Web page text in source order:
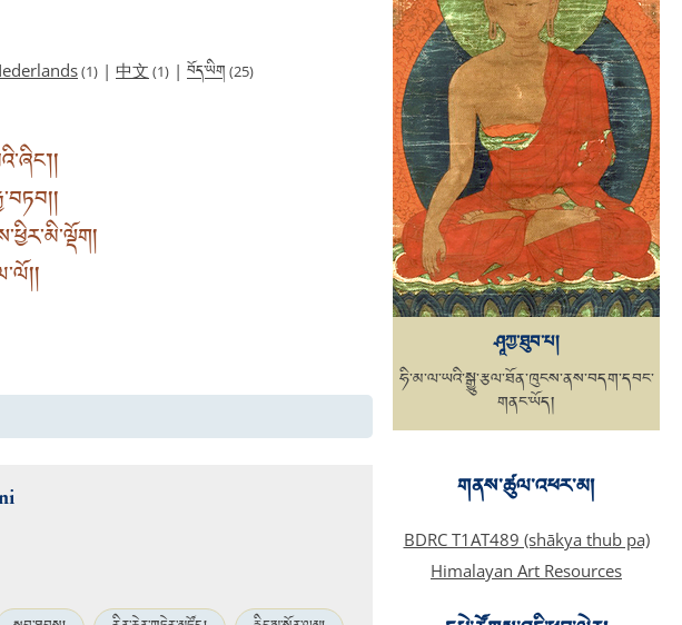
(1) | 中文 (1) | བོད་ཡིག (25)
།
།
།
།
ཤཱཀྱ་ཐུབ་པ།
ཧི་མ་ལ་ཡའི་སྒྱུ་རྩལ་ཐོན་ཁུངས་ནས་བདག་དབང་
གནང་ཡོད།
གནས་ཚུལ་འཕར་མ།
BDRC T1AT489 (shākya thub pa)
Himalayan Art Resources